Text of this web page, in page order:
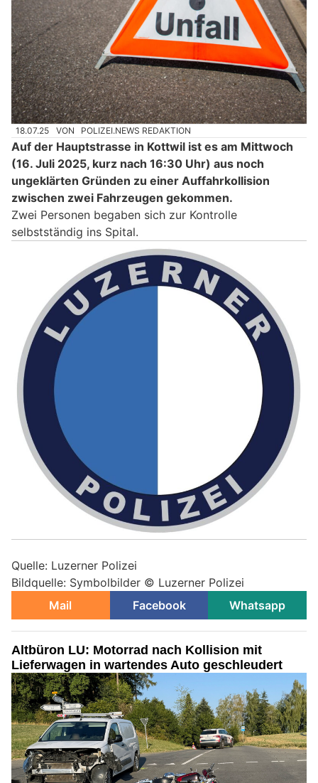
18.07.25 VON POLIZEI.NEWS REDAKTION
Auf der Hauptstrasse in Kottwil ist es am Mittwoch
(16. Juli 2025, kurz nach 16:30 Uhr) aus noch
ungeklärten Gründen zu einer Auffahrkollision
zwischen zwei Fahrzeugen gekommen.
Zwei Personen begaben sich zur Kontrolle
selbstständig ins Spital.
Quelle: Luzerner Polizei
Bildquelle: Symbolbilder © Luzerner Polizei
Mail
Facebook Whatsapp
Altbüron LU: Motorrad nach Kollision mit
Lieferwagen in wartendes Auto geschleudert